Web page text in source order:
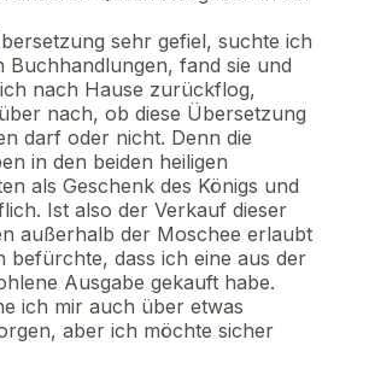
sehr gefiel, suchte ich
Buchhandlungen, fand sie und
nach Hause zurückflog,
nach, ob diese Übersetzung
darf oder nicht. Denn die
in den beiden heiligen
als Geschenk des Königs und
Ist also der Verkauf dieser
außerhalb der Moschee erlaubt
befürchte, dass ich eine aus der
Ausgabe gekauft habe.
ich mir auch über etwas
aber ich möchte sicher